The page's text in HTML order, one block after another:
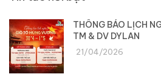
THÔNG BÁO LỊCH
TM & DV DYLAN
21/04/2026